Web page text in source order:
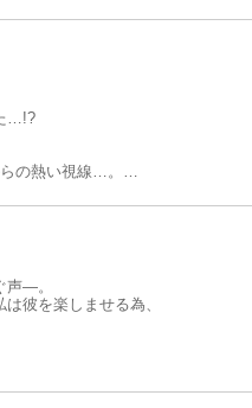
…!?
の熱い視線…。
隠しきれていないことに気づき…!?
声―。
彼を楽しませる為、